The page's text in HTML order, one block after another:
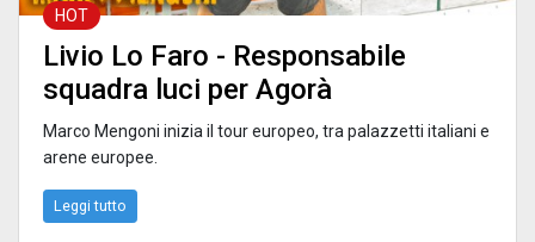
HOT
Livio Lo Faro - Responsabile
squadra luci per Agorà
Marco Mengoni inizia il tour europeo, tra palazzetti italiani e
arene europee.
Leggi tutto